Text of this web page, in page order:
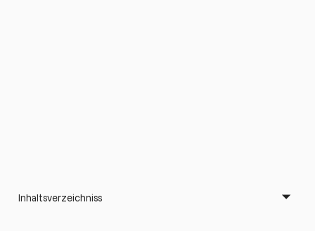
Inhaltsverzeichniss